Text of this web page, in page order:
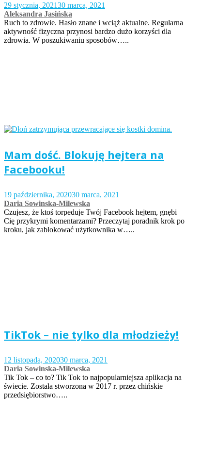
29 stycznia, 202130 marca, 2021
Aleksandra Jasińska
Ruch to zdrowie. Hasło znane i wciąż aktualne. Regularna
aktywność fizyczna przynosi bardzo dużo korzyści dla
zdrowia. W poszukiwaniu sposobów…..
Mam dość. Blokuję hejtera na
Facebooku!
19 października, 202030 marca, 2021
Daria Sowinska-Milewska
Czujesz, że ktoś torpeduje Twój Facebook hejtem, gnębi
Cię przykrymi komentarzami? Przeczytaj poradnik krok po
kroku, jak zablokować użytkownika w…..
TikTok – nie tylko dla młodzieży!
12 listopada, 202030 marca, 2021
Daria Sowinska-Milewska
Tik Tok – co to? Tik Tok to najpopularniejsza aplikacja na
świecie. Została stworzona w 2017 r. przez chińskie
przedsiębiorstwo…..